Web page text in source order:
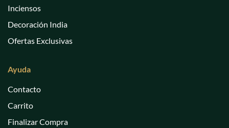
Inciensos
Decoración India
Ofertas Exclusivas
Ayuda
Contacto
Carrito
Finalizar Compra